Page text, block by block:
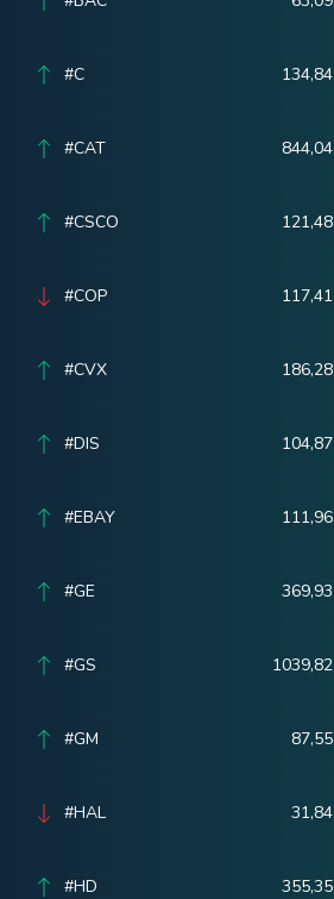
#C 134,84
#CAT 844,04
#CSCO 121,48
#COP 117,41
#CVX 186,28
#DIS 104,87
#EBAY 111,96
#GE 369,93
#GS 1039,82
#GM 87,55
#HAL 31,84
#HD 355,35